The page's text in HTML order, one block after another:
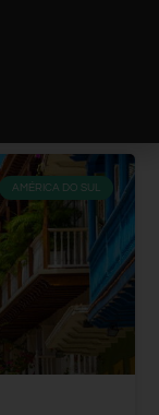
AMÉRICA DO SUL